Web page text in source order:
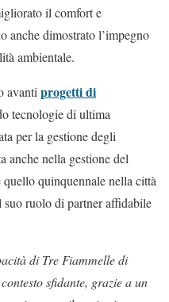
il comfort e
anche dimostrato l’impegno
ambientale.
avantiprogetti di
tecnologie di ultima
per la gestione degli
anche nella gestione del
quinquennale nella città
ruolo di partner affidabile
di Tre Fiammelle di
sfidante, grazie a un